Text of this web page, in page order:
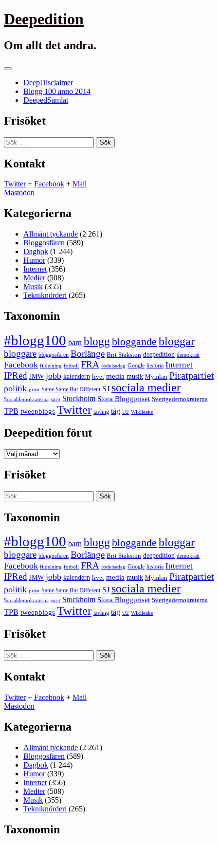
Gå
till
Deepedition
Om allt det andra.
Primär
DeepDisclaimer
Blogg 100 anno 2014
DeepedSamlat
Frisöket
Sök
efter:
Kontakt
Twitter+ Facebook + Mail
Mastodon
Kategorierna
Allmänt tyckande (2 261)
Bloggosfären (589)
Dagbok (1 244)
Humor(339)
Internet (356)
Medier(508)
Musik (355)
Tekniknörderi (265)
Taxonomin
#blogg100 barn blogg bloggande bloggar
bloggare bloggosfären Borlänge Brit Stakston deepedition demokrati
Facebook fildelning fotboll FRA födelsedag Google historia Internet
IPRed JMW jobb kalendern livet media musik Mymlan Piratpartiet
politik präst Same Same But Different SJ sociala medier
Socialdemokraterna sorg Stockholm Stora Bloggpriset Sverigedemokraterna
TPB tweepblogs Twitter tävling tåg U2 Wikileaks
Deepedition förut
Deepedition
Frisöket
Sök
efter:
Taxonomin
#blogg100 barn blogg bloggande bloggar
bloggare bloggosfären Borlänge Brit Stakston deepedition demokrati
Facebook fildelning fotboll FRA födelsedag Google historia Internet
IPRed JMW jobb kalendern livet media musik Mymlan Piratpartiet
politik präst Same Same But Different SJ sociala medier
Socialdemokraterna sorg Stockholm Stora Bloggpriset Sverigedemokraterna
TPB tweepblogs Twitter tävling tåg U2 Wikileaks
Frisöket
Sök
efter:
Kontakt
Twitter+ Facebook + Mail
Mastodon
Kategorierna
Allmänt tyckande (2 261)
Bloggosfären (589)
Dagbok (1 244)
Humor(339)
Internet (356)
Medier(508)
Musik (355)
Tekniknörderi (265)
Taxonomin